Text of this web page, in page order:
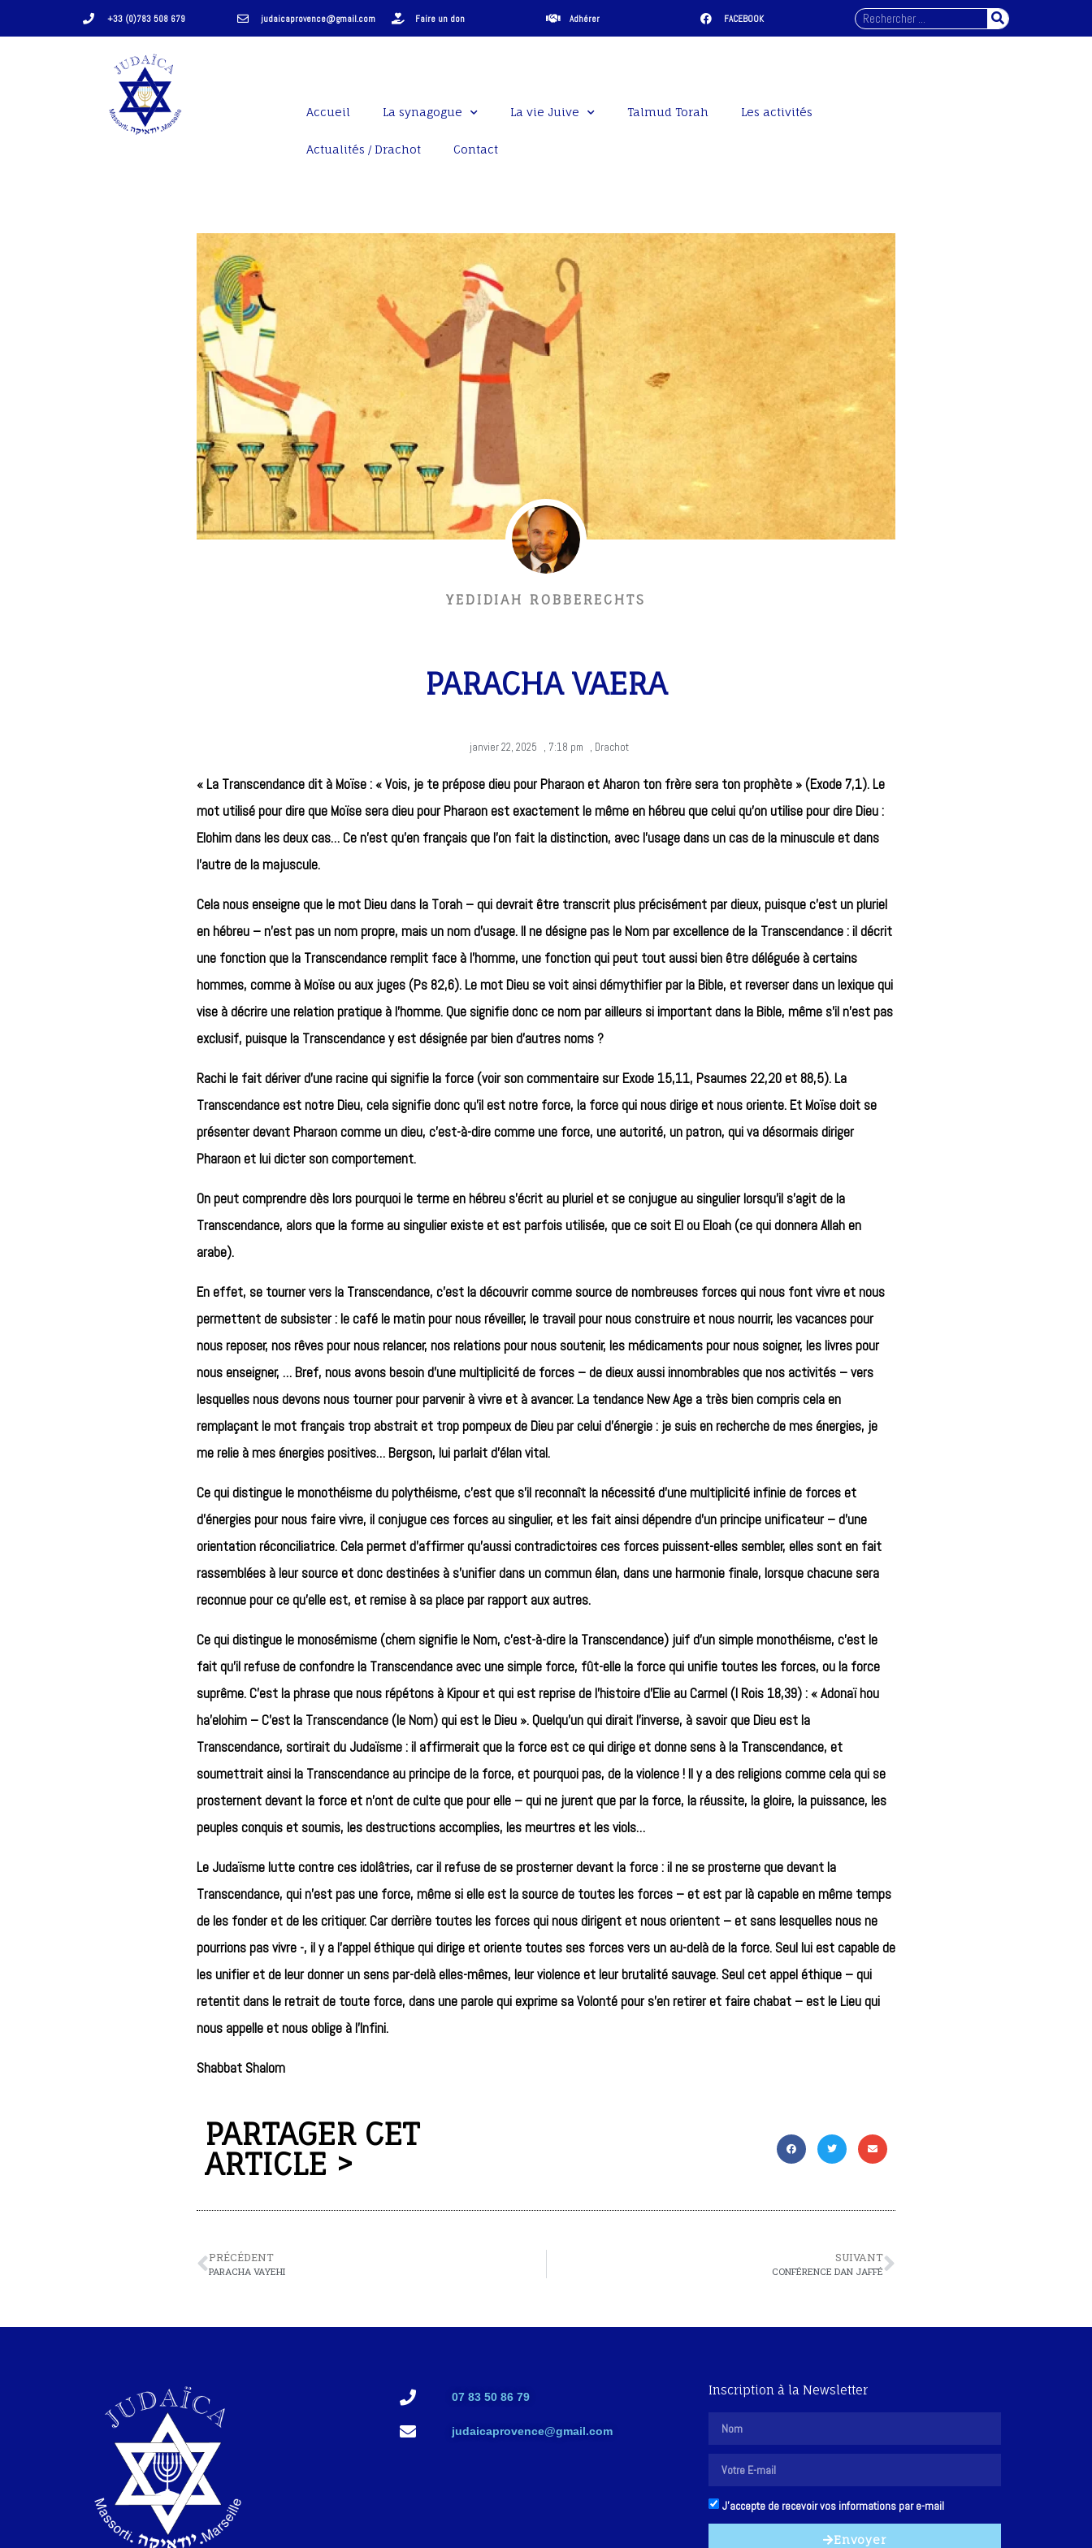
+33 (0)783 508 679 judaicaprovence@gmail.com Faire un don Adhérer FACEBOOK
Accueil La synagogue La vie Juive Talmud Torah Les activités
Actualités / Drachot Contact
YEDIDIAH ROBBERECHTS
PARACHA VAERA
janvier 22, 2025 , 7:18 pm , Drachot
« La Transcendance dit à Moïse : « Vois, je te prépose dieu pour Pharaon et Aharon ton frère sera ton prophète » (Exode 7,1). Le
mot utilisé pour dire que Moïse sera dieu pour Pharaon est exactement le même en hébreu que celui qu’on utilise pour dire Dieu :
Elohim dans les deux cas… Ce n’est qu’en français que l’on fait la distinction, avec l’usage dans un cas de la minuscule et dans
l’autre de la majuscule.
Cela nous enseigne que le mot Dieu dans la Torah – qui devrait être transcrit plus précisément par dieux, puisque c’est un pluriel
en hébreu – n’est pas un nom propre, mais un nom d’usage. Il ne désigne pas le Nom par excellence de la Transcendance : il décrit
une fonction que la Transcendance remplit face à l’homme, une fonction qui peut tout aussi bien être déléguée à certains
hommes, comme à Moïse ou aux juges (Ps 82,6). Le mot Dieu se voit ainsi démythifier par la Bible, et reverser dans un lexique qui
vise à décrire une relation pratique à l’homme. Que signifie donc ce nom par ailleurs si important dans la Bible, même s’il n’est pas
exclusif, puisque la Transcendance y est désignée par bien d’autres noms ?
Rachi le fait dériver d’une racine qui signifie la force (voir son commentaire sur Exode 15,11, Psaumes 22,20 et 88,5). La
Transcendance est notre Dieu, cela signifie donc qu’il est notre force, la force qui nous dirige et nous oriente. Et Moïse doit se
présenter devant Pharaon comme un dieu, c’est-à-dire comme une force, une autorité, un patron, qui va désormais diriger
Pharaon et lui dicter son comportement.
On peut comprendre dès lors pourquoi le terme en hébreu s’écrit au pluriel et se conjugue au singulier lorsqu’il s’agit de la
Transcendance, alors que la forme au singulier existe et est parfois utilisée, que ce soit El ou Eloah (ce qui donnera Allah en
arabe).
En effet, se tourner vers la Transcendance, c’est la découvrir comme source de nombreuses forces qui nous font vivre et nous
permettent de subsister : le café le matin pour nous réveiller, le travail pour nous construire et nous nourrir, les vacances pour
nous reposer, nos rêves pour nous relancer, nos relations pour nous soutenir, les médicaments pour nous soigner, les livres pour
nous enseigner, … Bref, nous avons besoin d’une multiplicité de forces – de dieux aussi innombrables que nos activités – vers
lesquelles nous devons nous tourner pour parvenir à vivre et à avancer. La tendance New Age a très bien compris cela en
remplaçant le mot français trop abstrait et trop pompeux de Dieu par celui d’énergie : je suis en recherche de mes énergies, je
me relie à mes énergies positives… Bergson, lui parlait d’élan vital.
Ce qui distingue le monothéisme du polythéisme, c’est que s’il reconnaît la nécessité d’une multiplicité infinie de forces et
d’énergies pour nous faire vivre, il conjugue ces forces au singulier, et les fait ainsi dépendre d’un principe unificateur – d’une
orientation réconciliatrice. Cela permet d’affirmer qu’aussi contradictoires ces forces puissent-elles sembler, elles sont en fait
rassemblées à leur source et donc destinées à s’unifier dans un commun élan, dans une harmonie finale, lorsque chacune sera
reconnue pour ce qu’elle est, et remise à sa place par rapport aux autres.
Ce qui distingue le monosémisme (chem signifie le Nom, c’est-à-dire la Transcendance) juif d’un simple monothéisme, c’est le
fait qu’il refuse de confondre la Transcendance avec une simple force, fût-elle la force qui unifie toutes les forces, ou la force
suprême. C’est la phrase que nous répétons à Kipour et qui est reprise de l’histoire d’Elie au Carmel (I Rois 18,39) : « Adonaï hou
ha’elohim – C’est la Transcendance (le Nom) qui est le Dieu ». Quelqu’un qui dirait l’inverse, à savoir que Dieu est la
Transcendance, sortirait du Judaïsme : il affirmerait que la force est ce qui dirige et donne sens à la Transcendance, et
soumettrait ainsi la Transcendance au principe de la force, et pourquoi pas, de la violence ! Il y a des religions comme cela qui se
prosternent devant la force et n’ont de culte que pour elle – qui ne jurent que par la force, la réussite, la gloire, la puissance, les
peuples conquis et soumis, les destructions accomplies, les meurtres et les viols…
Le Judaïsme lutte contre ces idolâtries, car il refuse de se prosterner devant la force : il ne se prosterne que devant la
Transcendance, qui n’est pas une force, même si elle est la source de toutes les forces – et est par là capable en même temps
de les fonder et de les critiquer. Car derrière toutes les forces qui nous dirigent et nous orientent – et sans lesquelles nous ne
pourrions pas vivre -, il y a l’appel éthique qui dirige et oriente toutes ses forces vers un au-delà de la force. Seul lui est capable de
les unifier et de leur donner un sens par-delà elles-mêmes, leur violence et leur brutalité sauvage. Seul cet appel éthique – qui
retentit dans le retrait de toute force, dans une parole qui exprime sa Volonté pour s’en retirer et faire chabat – est le Lieu qui
nous appelle et nous oblige à l’Infini.
Shabbat Shalom
PARTAGER CET
ARTICLE >
PRÉCÉDENT
PARACHA VAYEHI
SUIVANT
CONFÉRENCE DAN JAFFÉ
07 83 50 86 79
judaicaprovence@gmail.com
Inscription à la Newsletter
J'accepte de recevoir vos informations par e-mail
Envoyer